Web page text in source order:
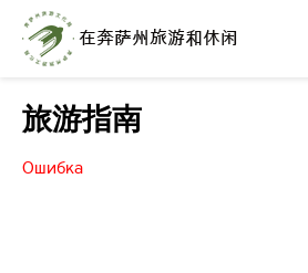
旅游指南
Ошибка